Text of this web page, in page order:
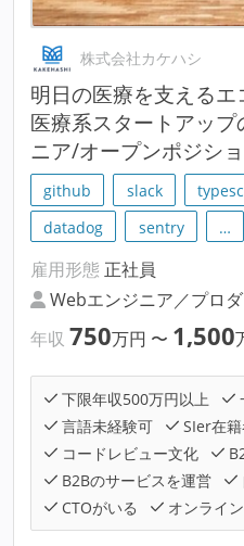
株式会社カケハシ
明⽇の医療を支える
医療系スタートアッ
ニア/オープンポジシ
github slack
datadog
sentry …
雇用形態 正社員
Webエンジニア／プロ
年収 750万円 〜 1,500
下限年収500万円以上
言語未経験可
SIer在
コードレビュー文化
B2Bのサービスを運営
CTOがいる
オンライ